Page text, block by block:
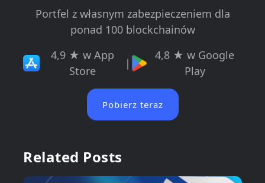
Portfel z własnym zabezpieczeniem dla
ponad 100 blockchainów
4,9 ★ w App
Store
|
4,8 ★ w Google
Play
Pobierz teraz
Related Posts